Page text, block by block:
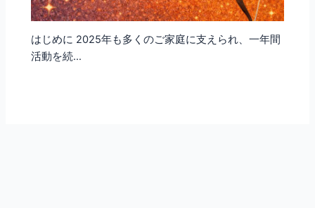
はじめに 2025年も多くのご家庭に支えられ、一年間
活動を続…